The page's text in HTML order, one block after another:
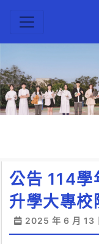
公告 114學
升學大專校
2025 年 6 月 13